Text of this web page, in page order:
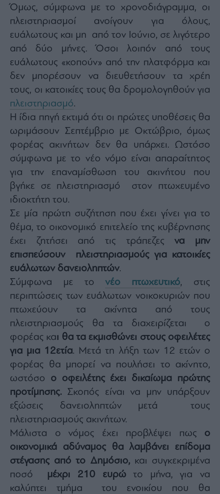
Reports
&
Branded
Content
Calendar
Monocle
Media
Lab
Mononews100
Εγγραφείτε
στο
του
mononews.gr
submitting
email,
agree
to
Terms
and
Privacy
You
can
out
at
any
time.
This
site
protected
reCAPTCHA
and
the
Google
Privacy
Policy
Terms
Service
apply.
Όμως, σύμφωνα με το χρονοδιάγραμμα, οι
πλειστηριασμοί ανοίγουν για όλους,
ευάλωτους και μη από τον Ιούνιο, σε λιγότερο
από δύο μήνες. Όσοι λοιπόν από τους
ευάλωτους «κοπούν» από την πλατφόρμα και
δεν μπορέσουν να διευθετήσουν τα χρέη
τους, οι κατοικίες τους θα δρομολογηθούν για
πλειστηριασμό.
Η ίδια πηγή εκτιμά ότι οι πρώτες υποθέσεις θα
ωριμάσουν Σεπτέμβριο με Οκτώβριο, όμως
φορέας ακινήτων δεν θα υπάρχει. Ωστόσο
σύμφωνα με το νέο νόμο είναι απαραίτητος
για την επαναμίσθωση του ακινήτου που
βγήκε σε πλειστηριασμό στον πτωχευμένο
ιδιοκτήτη του.
Σε μία πρώτη συζήτηση που έχει γίνει για το
θέμα, το οικονομικό επιτελείο της κυβέρνησης
έχει ζητήσει από τις τράπεζεςνα μην
επισπεύσουν πλειστηριασμούς για κατοικίες
ευάλωτων δανειοληπτών.
Σύμφωνα με τονέο πτωχευτικό, στις
περιπτώσεις των ευάλωτων νοικοκυριών που
πτωχεύουν τα ακίνητα από τους
πλειστηριασμούς θα τα διαχειρίζεται ο
φορέας και θα τα εκμισθώνει στους οφειλέτες
για μια 12ετία. Μετά τη λήξη των 12 ετών ο
φορέας θα μπορεί να πουλήσει το ακίνητο,
ωστόσο ο οφειλέτης έχει δικαίωμα πρώτης
προτίμησης. Σκοπός είναι να μην υπάρξουν
εξώσεις δανειοληπτών μετά τους
πλειστηριασμούς ακινήτων.
Μάλιστα ο νόμος έχει προβλέψει πως ο
οικονομικά αδύναμος θα λαμβάνει επίδομα
στέγασης από το Δημόσιο,και συγκεκριμένα
ποσό μέχρι 210 ευρώτο μήνα, για να
καλύπτει τμήμα του ενοικίου που θα